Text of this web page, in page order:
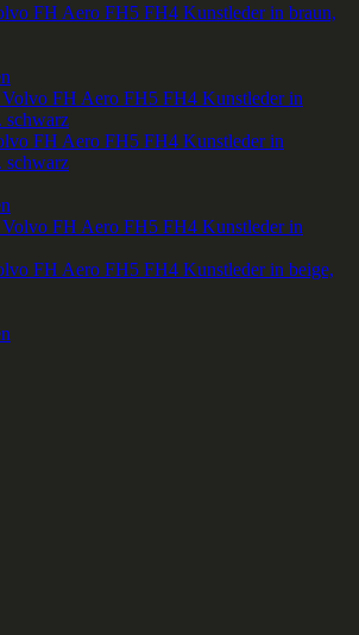
FH Aero FH5 FH4 Kunstleder in braun,
FH Aero FH5 FH4 Kunstleder in
schwarz
FH Aero FH5 FH4 Kunstleder in beige,